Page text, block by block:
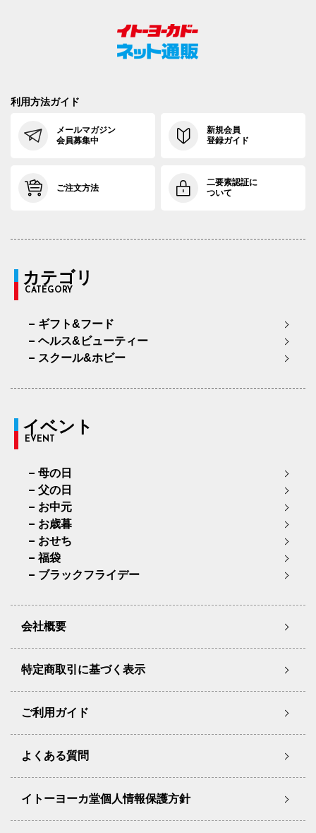
利用方法ガイド
メールマガジン
会員募集中
新規会員
登録ガイド
ご注文方法
二要素認証に
ついて
カテゴリ
CATEGORY
ギフト&フード
ヘルス&ビューティー
スクール&ホビー
イベント
EVENT
母の日
父の日
お中元
お歳暮
おせち
福袋
ブラックフライデー
会社概要
特定商取引に基づく表示
ご利用ガイド
よくある質問
イトーヨーカ堂個人情報保護方針